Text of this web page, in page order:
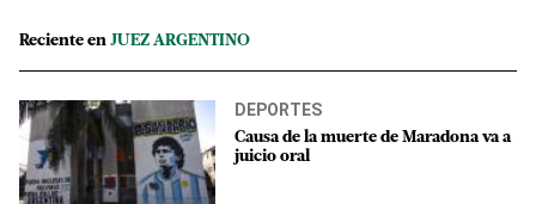
Reciente en JUEZ ARGENTINO
DEPORTES
Causa de la muerte de Maradona va a
juicio oral